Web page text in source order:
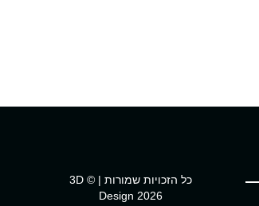
כל הזכויות שמורות | © 3D
Design 2026